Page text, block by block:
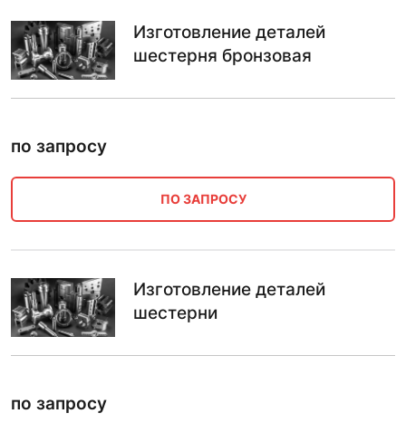
Изготовление деталей
шестерня бронзовая
по запросу
ПО ЗАПРОСУ
Изготовление деталей
шестерни
по запросу